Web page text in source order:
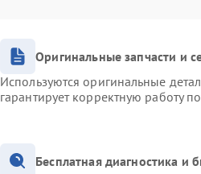
Оригинальные запчасти и
Используются оригинальные
гарантирует корректную работу
Бесплатная диагностика и